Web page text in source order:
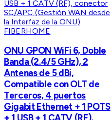
FIBERHOME
ONU GPON WiFi 6, Doble
Banda (2.4/5 GHz), 2
Antenas de 5 dBi,
Compatible con OLT de
Terceros, 4 puertos
Gigabit Ethernet + 1 POTS